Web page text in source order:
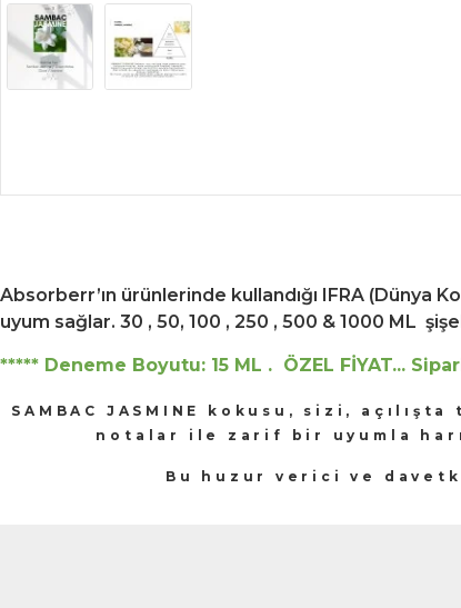
Absorberr’ın ürünlerinde kullandığı IFRA (Dünya
uyum sağlar. 30 , 50, 100 , 250 , 500 & 1000 ML
***** Deneme Boyutu: 15 ML . ÖZEL FİYAT...
SAMBAC JASMINE kok usu, sizi, açılışta
notalar ile zarif bir uyumla
Bu huzur verici ve